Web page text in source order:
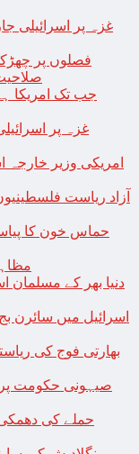
فصلوں پر
جب تک امریکا
غزہ پر
امریکی وزیر خارجہ
حماس خون کا
دنیا بھر کے مسلمان
اسرائیل میں سائرن
حملے کی دھمکی